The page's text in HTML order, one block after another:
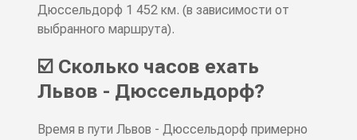
Дюссельдорф 1 452 км. (в зависимости от
выбранного маршрута).
☑️ Сколько часов ехать
Львов - Дюссельдорф?
Время в пути Львов - Дюссельдорф примерно